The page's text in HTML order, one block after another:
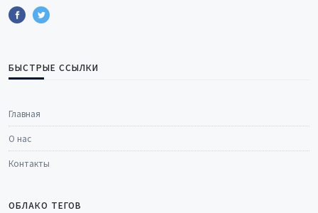
БЫСТРЫЕ ССЫЛКИ
Главная
О нас
Контакты
ОБЛАКО ТЕГОВ